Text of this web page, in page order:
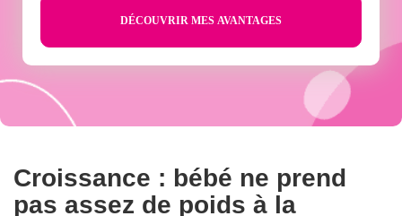
Croissance : bébé ne prend
pas assez de poids à la